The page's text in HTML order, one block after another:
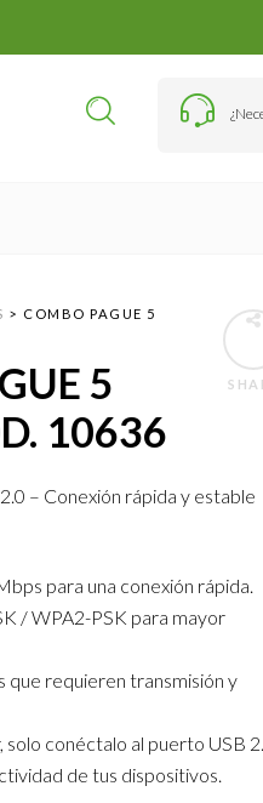
> COMBO PAGUE 5
5
10636
– Conexión rápida y estable
para una conexión rápida.
/ WPA2-PSK para mayor
que requieren transmisión y
solo conéctalo al puerto USB
de tus dispositivos.